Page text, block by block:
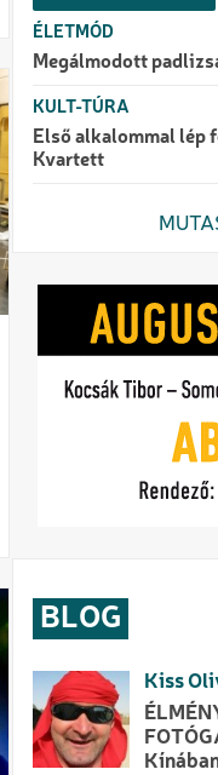
ÉLETMÓD
Megálmodott
KULT-TÚRA
Első alkalommal lép
Kvartett
BLOG
Kiss